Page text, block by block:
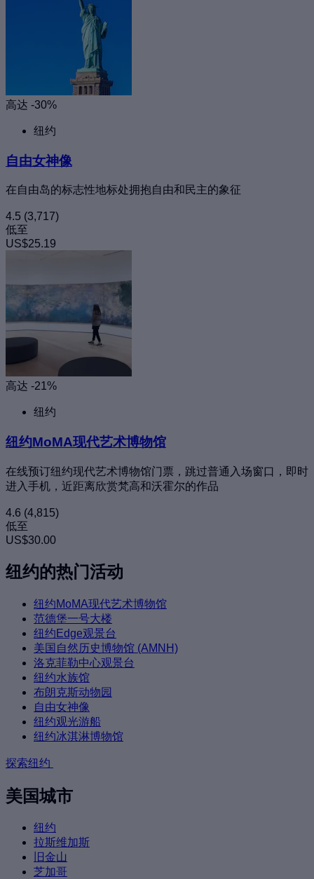
高达 -30%
纽约
自由女神像
在自由岛的标志性地标处拥抱自由和民主的象征
4.5 (3,717)
低至
US$25.19
高达 -21%
纽约
纽约MoMA现代艺术博物馆
在线预订纽约现代艺术博物馆门票，跳过普通入场窗口，即时
进入手机，近距离欣赏梵高和沃霍尔的作品
4.6 (4,815)
低至
US$30.00
纽约的热门活动
纽约MoMA现代艺术博物馆
范德堡一号大楼
纽约Edge观景台
美国自然历史博物馆 (AMNH)
洛克菲勒中心观景台
纽约水族馆
布朗克斯动物园
自由女神像
纽约观光游船
纽约冰淇淋博物馆
探索纽约
美国城市
纽约
拉斯维加斯
旧金山
芝加哥